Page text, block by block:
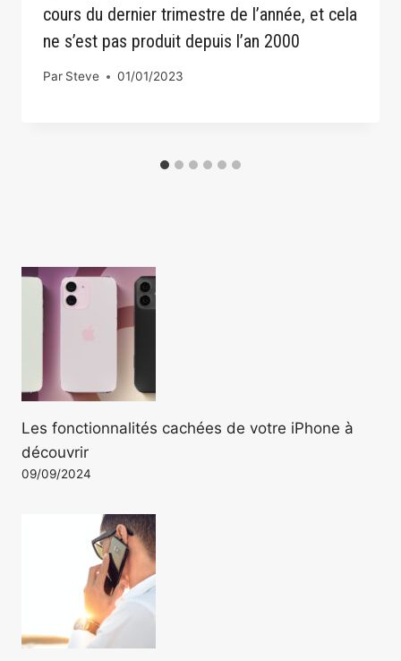
cours du dernier trimestre de l’année, et cela
ne s’est pas produit depuis l’an 2000
Par Steve 01/01/2023
Les fonctionnalités cachées de votre iPhone à
découvrir
09/09/2024